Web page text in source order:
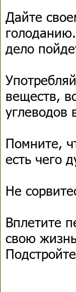
Дайте
дело
веществ,
углеводов
Помните,
есть чего
Не
Вплетите
свою